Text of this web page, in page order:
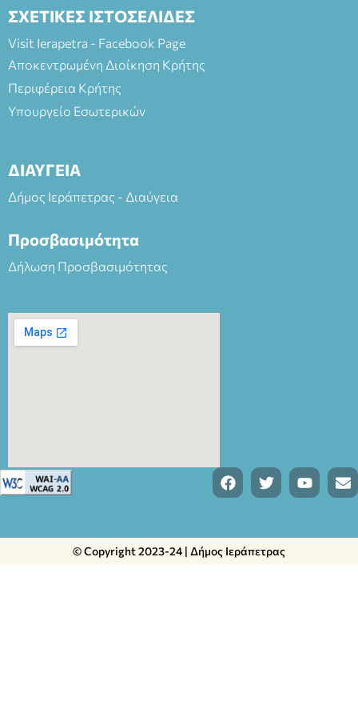
ΣΧΕΤΙΚΕΣ ΙΣΤΟΣΕΛΙΔΕΣ
Visit Ierapetra - Facebook Page
Αποκεντρωμένη Διοίκηση Κρήτης
Περιφέρεια Κρήτης
Υπουργείο Εσωτερικών
ΔΙΑΥΓΕΙΑ
Δήμος Ιεράπετρας - Διαύγεια
Προσβασιμότητα
Δήλωση Προσβασιμότητας
© Copyright 2023-24 | Δήμος Ιεράπετρας